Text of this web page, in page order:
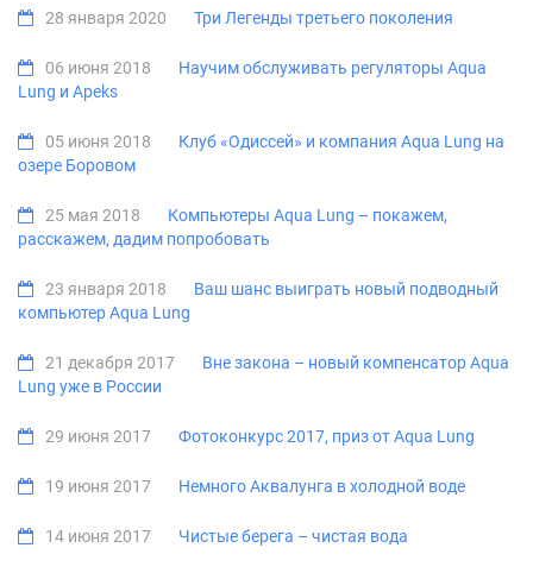
28 января 2020 Три Легенды третьего поколения
06 июня 2018
Научим обслуживать регуляторы Aqua
Lung и Apeks
05 июня 2018
Клуб «Одиссей» и компания Aqua Lung на
озере Боровом
25 мая 2018
Компьютеры Aqua Lung – покажем,
расскажем, дадим попробовать
23 января 2018
Ваш шанс выиграть новый подводный
компьютер Aqua Lung
21 декабря 2017
Вне закона – новый компенсатор Aqua
Lung уже в России
29 июня 2017 Фотоконкурс 2017, приз от Aqua Lung
19 июня 2017 Немного Аквалунга в холодной воде
14 июня 2017 Чистые берега – чистая вода